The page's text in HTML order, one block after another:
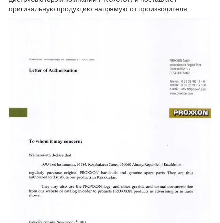
оригинальную продукцию напрямую от производителя.